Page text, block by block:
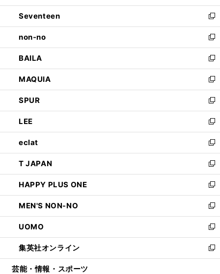
開
く
ウ
で
開
く
ン
ド
ウ
で
開
く
Seventeen
新
し
い
ウ
ィ
ン
ド
ウ
で
開
く
non-no
新
し
い
ウ
ィ
ン
ド
ウ
で
開
く
BAILA
新
し
い
ウ
ィ
ン
ド
ウ
で
開
く
MAQUIA
新
し
い
ウ
ィ
ン
ド
ウ
で
開
く
SPUR
新
し
い
ウ
ィ
ン
ド
ウ
で
開
く
LEE
新
し
い
ウ
ィ
ン
ド
ウ
で
開
く
eclat
新
し
い
ウ
ィ
ン
ド
ウ
で
開
く
T JAPAN
新
し
い
ウ
ィ
ン
ド
ウ
で
開
HAPPY PLUS ONE
新
し
い
ウ
ィ
ン
ド
ウ
MEN'S NON-NO
新
し
い
ウ
ィ
ン
UOMO
新
し
い
ウ
集英社オンライン
新
し
芸能・情報・スポーツ